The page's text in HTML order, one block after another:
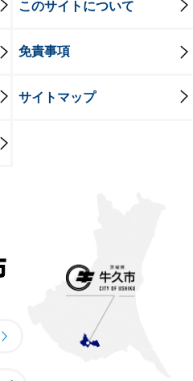
このサイトについて
免責事項
サイトマップ